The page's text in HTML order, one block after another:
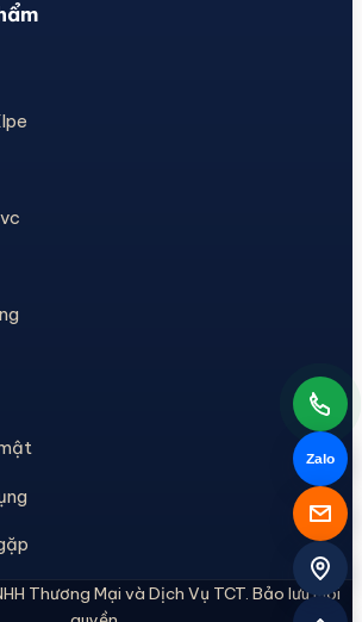
Thương Mại và Dịch Vụ TCT. Bảo lưu mọi
Zalo